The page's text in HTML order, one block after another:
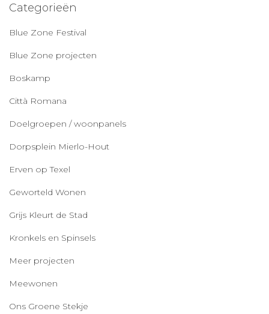
Categorieën
Blue Zone Festival
Blue Zone projecten
Boskamp
Città Romana
Doelgroepen / woonpanels
Dorpsplein Mierlo-Hout
Erven op Texel
Geworteld Wonen
Grijs Kleurt de Stad
Kronkels en Spinsels
Meer projecten
Meewonen
Ons Groene Stekje